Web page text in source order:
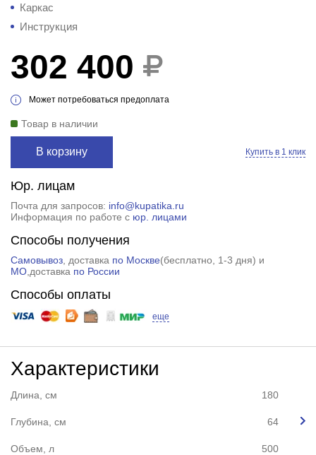
Каркас
Инструкция
302 400
Может потребоваться предоплата
Товар в наличии
В корзину Купить в 1 клик
Юр. лицам
Почта для запросов: info@kupatika.ru
Информация по работе с юр. лицами
Способы получения
Самовывоз, доставка по Москве(бесплатно, 1-3 дня) и
МО,доставка по России
Способы оплаты
еще
Характеристики
Длина, см 180
Глубина, см 64
Объем, л 500